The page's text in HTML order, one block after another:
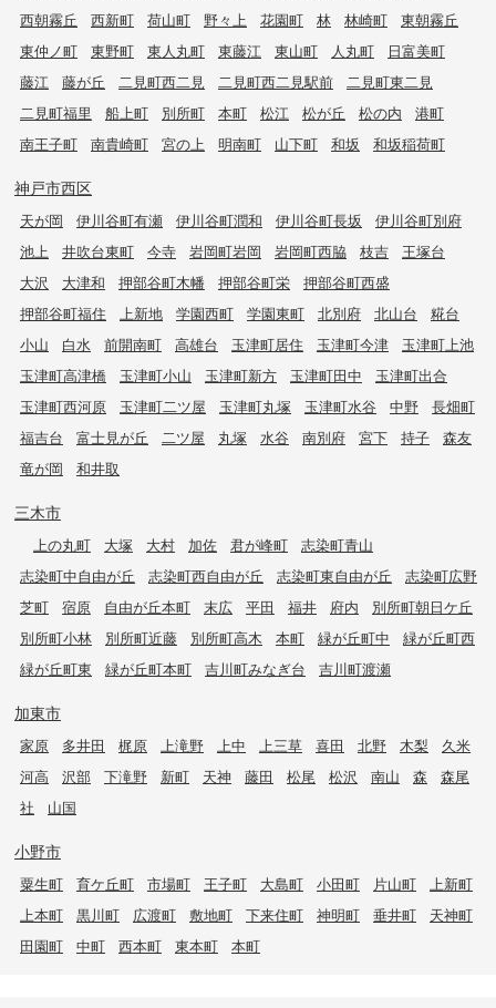
西朝霧丘
西新町 荷山町 野々上 花園町 林 林崎町
東朝霧丘
東仲ノ町
東野町 東人丸町 東藤江 東山町 人丸町
日富美町
藤江
藤が丘 二見町西二見 二見町西二見駅前
二見町東二見
二見町福里
船上町 別所町 本町 松江 松が丘 松の内
港町
南王子町
南貴崎町 宮の上 明南町 山下町 和坂 和坂稲荷町
神戸市西区
天が岡 伊川谷町有瀬 伊川谷町潤和 伊川谷町長坂
伊川谷町別府
池上
井吹台東町 今寺 岩岡町岩岡 岩岡町西脇 枝吉
王塚台
大沢
大津和 押部谷町木幡 押部谷町栄
押部谷町西盛
押部谷町福住
上新地 学園西町 学園東町 北別府 北山台
糀台
小山
白水 前開南町 高雄台 玉津町居住 玉津町今津
玉津町上池
玉津町高津橋
玉津町小山 玉津町新方 玉津町田中
玉津町出合
玉津町西河原
玉津町二ツ屋 玉津町丸塚 玉津町水谷 中野
長畑町
福吉台
富士見が丘 二ツ屋 丸塚 水谷 南別府 宮下 持子
森友
竜が岡
和井取
三木市
上の丸町 大塚 大村 加佐 君が峰町
志染町青山
志染町中自由が丘
志染町西自由が丘 志染町東自由が丘
志染町広野
芝町
宿原 自由が丘本町 末広 平田 福井 府内
別所町朝日ケ丘
別所町小林
別所町近藤 別所町高木 本町 緑が丘町中
緑が丘町西
緑が丘町東
緑が丘町本町 吉川町みなぎ台 吉川町渡瀬
加東市
家原 多井田 梶原 上滝野 上中 上三草 喜田 北野 木梨
久米
河高
沢部 下滝野 新町 天神 藤田 松尾 松沢 南山 森
森尾
社
山国
小野市
粟生町 育ケ丘町 市場町 王子町 大島町 小田町 片山町
上新町
上本町
黒川町 広渡町 敷地町 下来住町 神明町 垂井町
天神町
田園町
中町 西本町 東本町 本町